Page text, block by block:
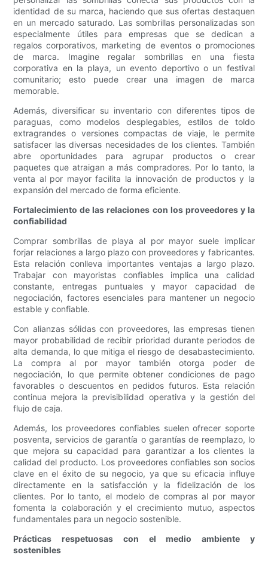
identidad de su marca, haciendo que sus ofertas destaquen
en un mercado saturado. Las sombrillas personalizadas son
especialmente útiles para empresas que se dedican a
regalos corporativos, marketing de eventos o promociones
de marca. Imagine regalar sombrillas en una fiesta
corporativa en la playa, un evento deportivo o un festival
comunitario; esto puede crear una imagen de marca
memorable.
Además, diversificar su inventario con diferentes tipos de
paraguas, como modelos desplegables, estilos de toldo
extragrandes o versiones compactas de viaje, le permite
satisfacer las diversas necesidades de los clientes. También
abre oportunidades para agrupar productos o crear
paquetes que atraigan a más compradores. Por lo tanto, la
venta al por mayor facilita la innovación de productos y la
expansión del mercado de forma eficiente.
Fortalecimiento de las relaciones con los proveedores y la
confiabilidad
Comprar sombrillas de playa al por mayor suele implicar
forjar relaciones a largo plazo con proveedores y fabricantes.
Esta relación conlleva importantes ventajas a largo plazo.
Trabajar con mayoristas confiables implica una calidad
constante, entregas puntuales y mayor capacidad de
negociación, factores esenciales para mantener un negocio
estable y confiable.
Con alianzas sólidas con proveedores, las empresas tienen
mayor probabilidad de recibir prioridad durante periodos de
alta demanda, lo que mitiga el riesgo de desabastecimiento.
La compra al por mayor también otorga poder de
negociación, lo que permite obtener condiciones de pago
favorables o descuentos en pedidos futuros. Esta relación
continua mejora la previsibilidad operativa y la gestión del
flujo de caja.
Además, los proveedores confiables suelen ofrecer soporte
posventa, servicios de garantía o garantías de reemplazo, lo
que mejora su capacidad para garantizar a los clientes la
calidad del producto. Los proveedores confiables son socios
clave en el éxito de su negocio, ya que su eficacia influye
directamente en la satisfacción y la fidelización de los
clientes. Por lo tanto, el modelo de compras al por mayor
fomenta la colaboración y el crecimiento mutuo, aspectos
fundamentales para un negocio sostenible.
Prácticas respetuosas con el medio ambiente y
sostenibles